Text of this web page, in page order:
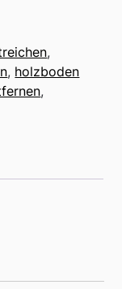
,
, holzboden
,